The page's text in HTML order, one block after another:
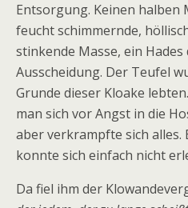
Entsorgung. Keinen
feucht schimmernde,
stinkende Masse, ein
Ausscheidung. Der Teufel
Grunde dieser Kloake
man sich vor Angst in die
aber verkrampfte sich alles.
konnte sich einfach nicht
Da fiel ihm der